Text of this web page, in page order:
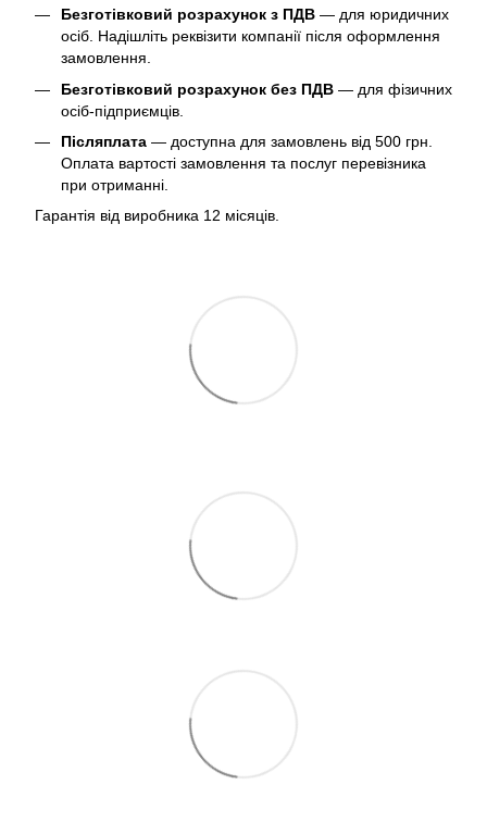
Безготівковий розрахунок з ПДВ — для юридичних
осіб. Надішліть реквізити компанії після оформлення
замовлення.
Безготівковий розрахунок без ПДВ — для фізичних
осіб-підприємців.
Післяплата — доступна для замовлень від 500 грн.
Оплата вартості замовлення та послуг перевізника
при отриманні.
Гарантія від виробника 12 місяців.